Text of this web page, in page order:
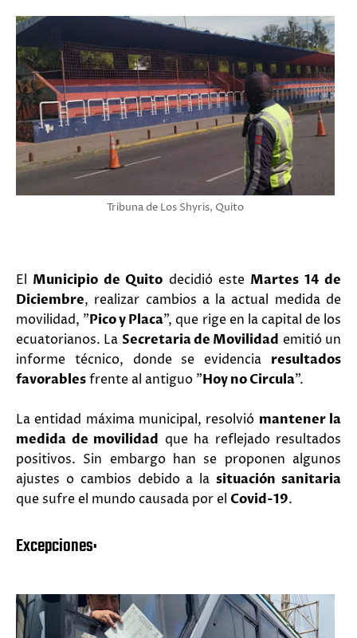
Tribuna de Los Shyris, Quito
El Municipio de Quito decidió este Martes 14 de
Diciembre, realizar cambios a la actual medida de
movilidad, "Pico y Placa", que rige en la capital de los
ecuatorianos. La Secretaria de Movilidad emitió un
informe técnico, donde se evidencia resultados
favorablesfrente al antiguo "Hoy no Circula".
La entidad máxima municipal, resolvió mantener la
medida de movilidad que ha reflejado resultados
positivos. Sin embargo han se proponen algunos
ajustes o cambios debido a lasituación sanitaria
que sufre el mundo causada por el Covid-19.
Excepciones: